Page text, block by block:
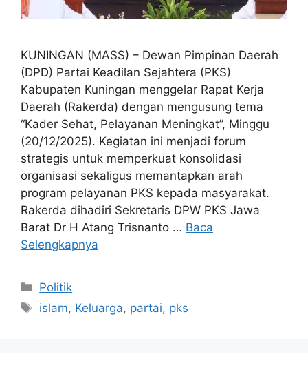
KUNINGAN (MASS) – Dewan Pimpinan Daerah
(DPD) Partai Keadilan Sejahtera (PKS)
Kabupaten Kuningan menggelar Rapat Kerja
Daerah (Rakerda) dengan mengusung tema
“Kader Sehat, Pelayanan Meningkat”, Minggu
(20/12/2025). Kegiatan ini menjadi forum
strategis untuk memperkuat konsolidasi
organisasi sekaligus memantapkan arah
program pelayanan PKS kepada masyarakat.
Rakerda dihadiri Sekretaris DPW PKS Jawa
Barat Dr H Atang Trisnanto … Baca
Selengkapnya
Kategori
Politik
Tag
islam, Keluarga, partai, pks